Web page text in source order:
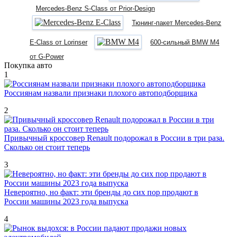
Mercedes-Benz S-Class от Prior-Design
Тюнинг-пакет Mercedes-Benz
E-Class от Lorinser
600-сильный BMW M4
от G-Power
Покупка авто
1
Россиянам назвали признаки плохого автоподборщика
2
Привычный кроссовер Renault подорожал в России в три раза.
Сколько он стоит теперь
3
Невероятно, но факт: эти бренды до сих пор продают в
России машины 2023 года выпуска
4